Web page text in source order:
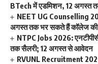
BTech में एडमिशन, 12 अगस्त
NEET UG Counselling
अगस्त तक भर सकते हैं कॉलेज
NTPC Jobs 2026:
तक सैलरी; 12 अगस्त से आवेदन
RVUNL Recruitment